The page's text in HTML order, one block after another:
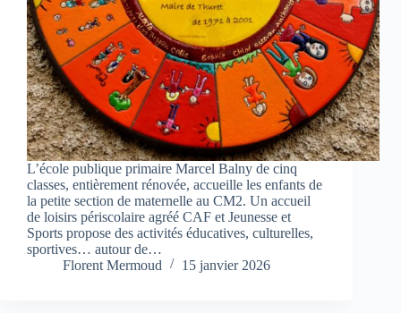
L’école publique primaire Marcel Balny de cinq
classes, entièrement rénovée, accueille les enfants de
la petite section de maternelle au CM2. Un accueil
de loisirs périscolaire agréé CAF et Jeunesse et
Sports propose des activités éducatives, culturelles,
sportives… autour de…
Florent Mermoud
15 janvier 2026